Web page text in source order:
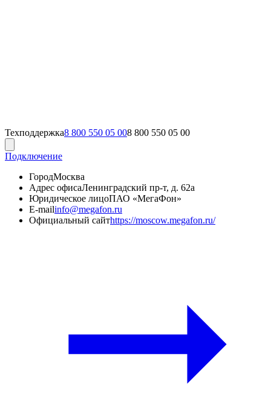
Техподдержка8 800 550 05 008 800 550 05 00
Подключение
ГородМосква
Адрес офисаЛенинградский пр-т, д. 62а
Юридическое лицоПАО «МегаФон»
E-mailinfo@megafon.ru
Официальный сайтhttps://moscow.megafon.ru/